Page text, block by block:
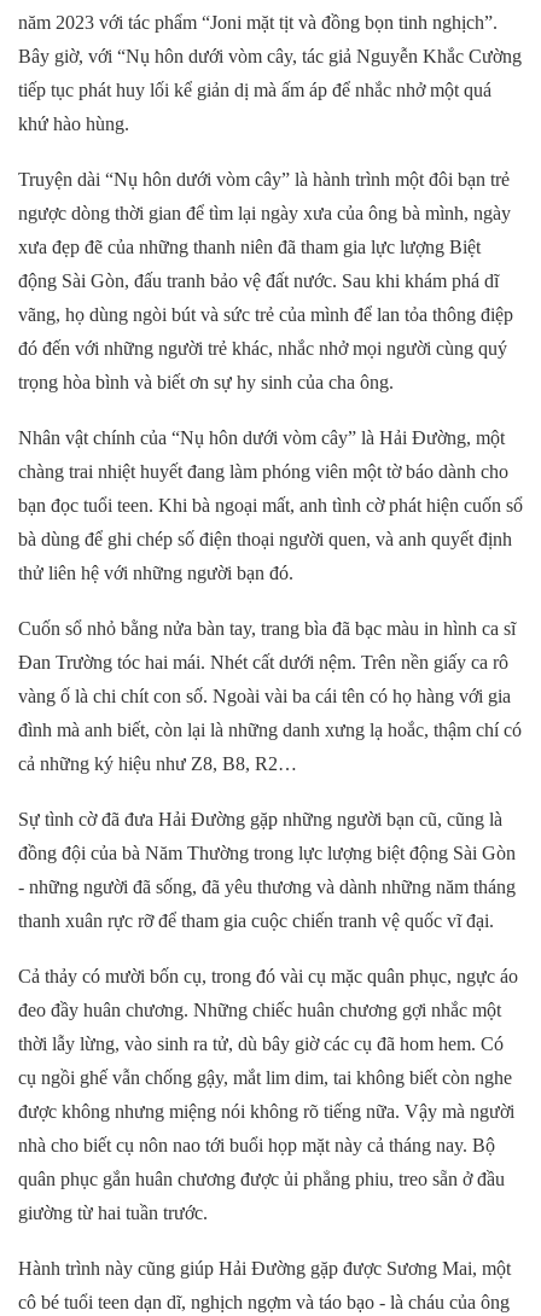
năm 2023 với tác phẩm “Joni mặt tịt và đồng bọn tinh nghịch”.
Bây giờ, với “Nụ hôn dưới vòm cây, tác giả Nguyễn Khắc Cường
tiếp tục phát huy lối kể giản dị mà ấm áp để nhắc nhở một quá
khứ hào hùng.
Truyện dài “Nụ hôn dưới vòm cây” là hành trình một đôi bạn trẻ
ngược dòng thời gian để tìm lại ngày xưa của ông bà mình, ngày
xưa đẹp đẽ của những thanh niên đã tham gia lực lượng Biệt
động Sài Gòn, đấu tranh bảo vệ đất nước. Sau khi khám phá dĩ
vãng, họ dùng ngòi bút và sức trẻ của mình để lan tỏa thông điệp
đó đến với những người trẻ khác, nhắc nhở mọi người cùng quý
trọng hòa bình và biết ơn sự hy sinh của cha ông.
Nhân vật chính của “Nụ hôn dưới vòm cây” là Hải Đường, một
chàng trai nhiệt huyết đang làm phóng viên một tờ báo dành cho
bạn đọc tuổi teen. Khi bà ngoại mất, anh tình cờ phát hiện cuốn sổ
bà dùng để ghi chép số điện thoại người quen, và anh quyết định
thử liên hệ với những người bạn đó.
Cuốn sổ nhỏ bằng nửa bàn tay, trang bìa đã bạc màu in hình ca sĩ
Đan Trường tóc hai mái. Nhét cất dưới nệm. Trên nền giấy ca rô
vàng ố là chi chít con số. Ngoài vài ba cái tên có họ hàng với gia
đình mà anh biết, còn lại là những danh xưng lạ hoắc, thậm chí có
cả những ký hiệu như Z8, B8, R2…
Sự tình cờ đã đưa Hải Đường gặp những người bạn cũ, cũng là
đồng đội của bà Năm Thường trong lực lượng biệt động Sài Gòn
- những người đã sống, đã yêu thương và dành những năm tháng
thanh xuân rực rỡ để tham gia cuộc chiến tranh vệ quốc vĩ đại.
Cả thảy có mười bốn cụ, trong đó vài cụ mặc quân phục, ngực áo
đeo đầy huân chương. Những chiếc huân chương gợi nhắc một
thời lẫy lừng, vào sinh ra tử, dù bây giờ các cụ đã hom hem. Có
cụ ngồi ghế vẫn chống gậy, mắt lim dim, tai không biết còn nghe
được không nhưng miệng nói không rõ tiếng nữa. Vậy mà người
nhà cho biết cụ nôn nao tới buổi họp mặt này cả tháng nay. Bộ
quân phục gắn huân chương được ủi phẳng phiu, treo sẵn ở đầu
giường từ hai tuần trước.
Hành trình này cũng giúp Hải Đường gặp được Sương Mai, một
cô bé tuổi teen dạn dĩ, nghịch ngợm và táo bạo - là cháu của ông